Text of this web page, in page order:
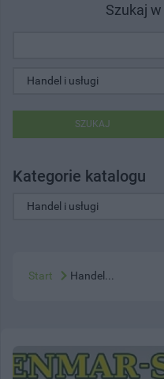
Szukaj
SZUKAJ
Kategorie katalogu
Start Handel...